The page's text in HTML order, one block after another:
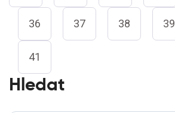
36 37 38 39
41
Hledat